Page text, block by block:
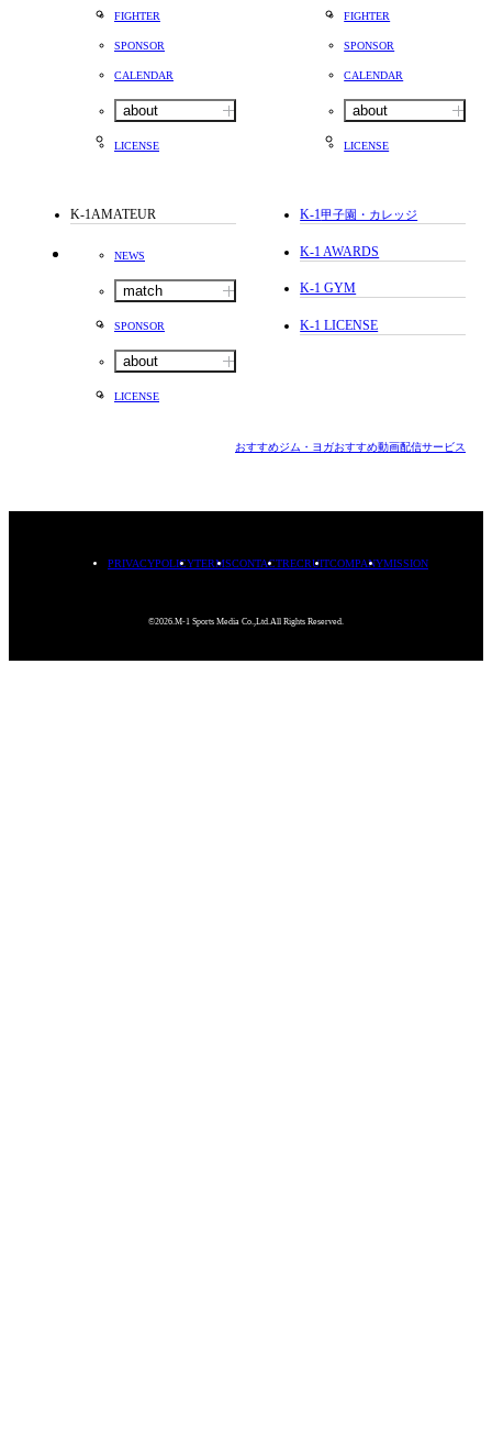
FIGHTER
SPONSOR
CALENDAR
about
LICENSE
FIGHTER
SPONSOR
CALENDAR
about
LICENSE
K-1AMATEUR
NEWS
match
SPONSOR
about
LICENSE
K-1甲子園・カレッジ
K-1 AWARDS
K-1 GYM
K-1 LICENSE
おすすめジム・ヨガおすすめ動画配信サービス
PRIVACYPOLICYTERMSCONTACTRECRUITCOMPANYMISSION
©2026.M-1 Sports Media Co.,Ltd.All Rights Reserved.